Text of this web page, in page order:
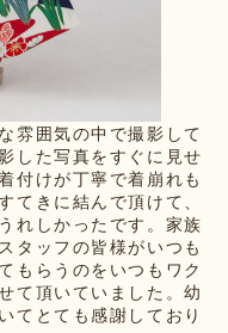
雰囲気の中で撮影して
した写真をすぐに見せ
付けが丁寧で着崩れも
てきに結んで頂けて、
れしかったです。家族
タッフの皆様がいつも
もらうのをいつもワク
て頂いていました。幼
てとても感謝しており